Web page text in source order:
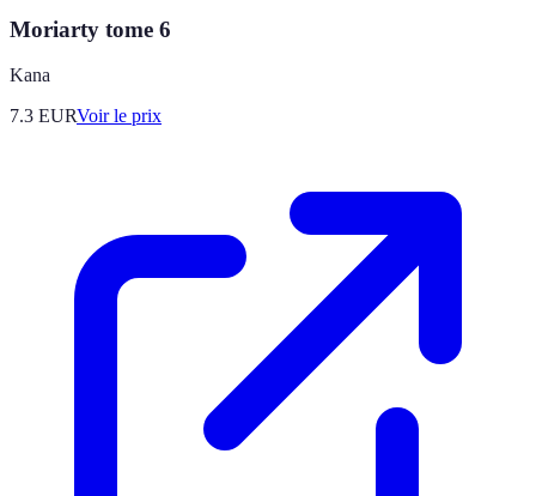
Moriarty tome 6
Kana
7.3 EURVoir le prix